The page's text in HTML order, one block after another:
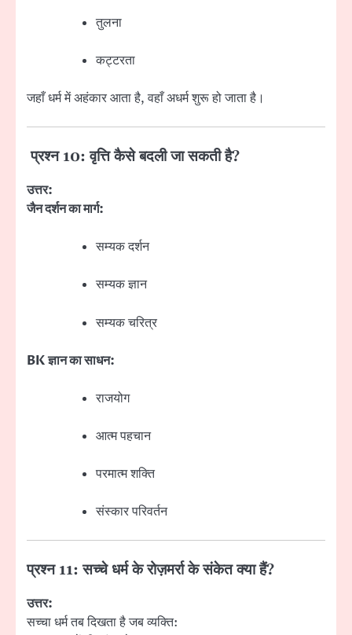
तुलना
कट्टरता
जहाँ धर्म में अहंकार आता है, वहाँ अधर्म शुरू हो जाता है।
प्रश्न 10: वृत्ति कैसे बदली जा सकती है?
उत्तर:
जैन दर्शन का मार्ग:
सम्यक दर्शन
सम्यक ज्ञान
सम्यक चरित्र
BK ज्ञान का साधन:
राजयोग
आत्म पहचान
परमात्म शक्ति
संस्कार परिवर्तन
प्रश्न 11: सच्चे धर्म के रोज़मर्रा के संकेत क्या हैं?
उत्तर:
सच्चा धर्म तब दिखता है जब व्यक्ति: